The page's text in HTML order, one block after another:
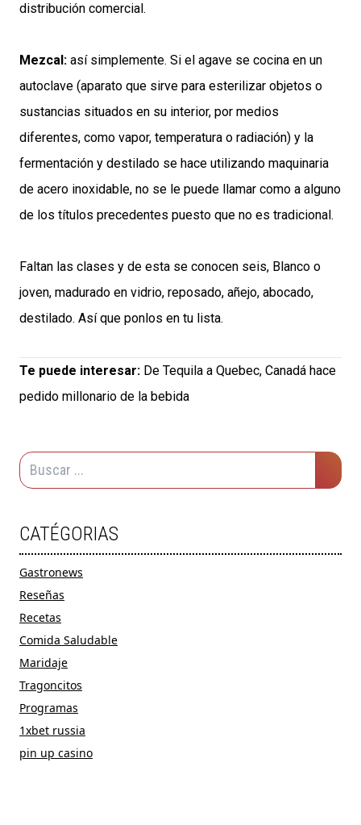
distribución comercial.
Mezcal: así simplemente. Si el agave se cocina en un
autoclave (aparato que sirve para esterilizar objetos o
sustancias situados en su interior, por medios
diferentes, como vapor, temperatura o radiación) y la
fermentación y destilado se hace utilizando maquinaria
de acero inoxidable, no se le puede llamar como a alguno
de los títulos precedentes puesto que no es tradicional.
Faltan las clases y de esta se conocen seis, Blanco o
joven, madurado en vidrio, reposado, añejo, abocado,
destilado. Así que ponlos en tu lista.
Te puede interesar: De Tequila a Quebec, Canadá hace
pedido millonario de la bebida
CATÉGORIAS
Gastronews
Reseñas
Recetas
Comida Saludable
Maridaje
Tragoncitos
Programas
1xbet russia
pin up casino